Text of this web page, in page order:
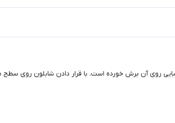
آن برش خورده است. با قرار دادن شابلون روی سطح